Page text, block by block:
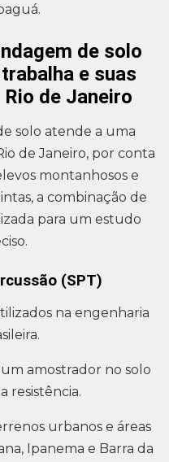
de solo
e suas
de Janeiro
solo atende a uma
de Janeiro, por conta
montanhosos e
a combinação de
para um estudo
(SPT)
na engenharia
amostrador no solo
resistência.
urbanos e áreas
Ipanema e Barra da